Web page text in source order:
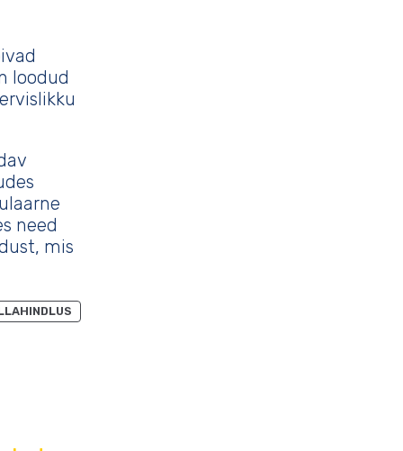
loodud
need
mis
SOODUSMÜÜGIS
TOODE